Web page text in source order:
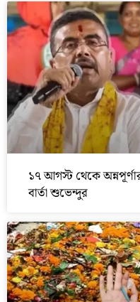
১৭ আগস্ট থেকে
বার্তা শুভেন্দুর